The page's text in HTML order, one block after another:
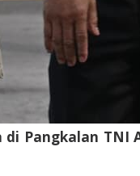
di Pangkalan